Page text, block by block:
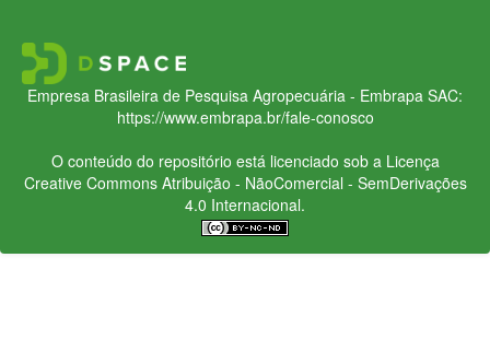
Empresa Brasileira de Pesquisa Agropecuária - Embrapa SAC:
https://www.embrapa.br/fale-conosco
O conteúdo do repositório está licenciado sob a Licença
Creative CommonsAtribuição - NãoComercial - SemDerivações
4.0 Internacional.